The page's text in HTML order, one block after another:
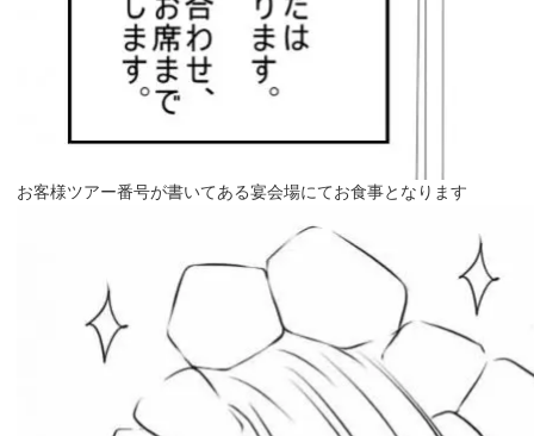
お客様ツアー番号が書いてある宴会場にてお食事となります